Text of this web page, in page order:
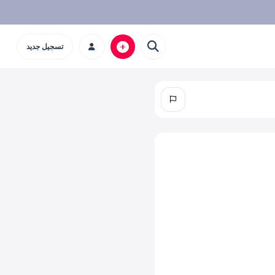
تسجيل جديد